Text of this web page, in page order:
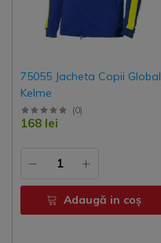
75055 Jacheta Copii Global
Kelme
(0)
168 lei
Adaugă in coş